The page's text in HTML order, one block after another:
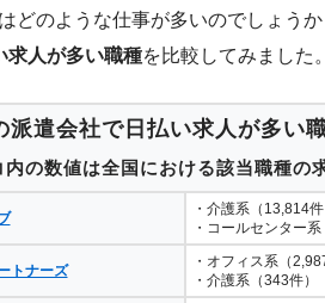
どのような仕事が多いのでしょうか
求人が多い職種を比較してみました。
派遣会社で日払い求人が多い
内の数値は全国における該当職種の
・介護系（13,814件
・コールセンター系
トナーズ
・オフィス系（
・介護系（343件）